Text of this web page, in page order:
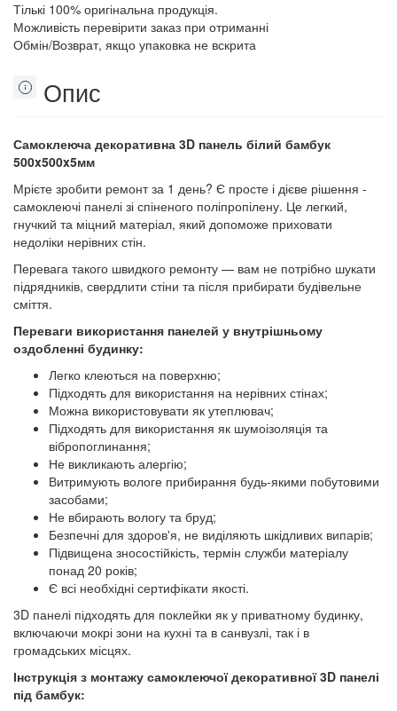
Тількі 100% оригінальна продукція.
Можливість перевірити заказ при отриманні
Обмін/Возврат, якщо упаковка не вскрита
Опис
Самоклеюча декоративна 3D панель білий бамбук
500x500x5мм
Мрієте зробити ремонт за 1 день? Є просте і дієве рішення -
самоклеючі панелі зі спіненого поліпропілену. Це легкий,
гнучкий та міцний матеріал, який допоможе приховати
недоліки нерівних стін.
Перевага такого швидкого ремонту — вам не потрібно шукати
підрядників, свердлити стіни та після прибирати будівельне
сміття.
Переваги використання панелей у внутрішньому
оздобленні будинку:
Легко клеються на поверхню;
Підходять для використання на нерівних стінах;
Можна використовувати як утеплювач;
Підходять для використання як шумоізоляція та
вібропоглинання;
Не викликають алергію;
Витримують вологе прибирання будь-якими побутовими
засобами;
Не вбирають вологу та бруд;
Безпечні для здоров'я, не виділяють шкідливих випарів;
Підвищена зносостійкість, термін служби матеріалу
понад 20 років;
Є всі необхідні сертифікати якості.
3D панелі підходять для поклейки як у приватному будинку,
включаючи мокрі зони на кухні та в санвузлі, так і в
громадських місцях.
Інструкція з монтажу самоклеючої декоративної 3D панелі
під бамбук: